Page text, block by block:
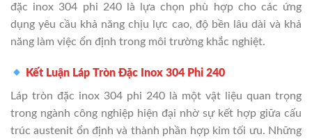
đặc inox 304 phi 240 là lựa chọn phù hợp cho các ứng
dụng yêu cầu khả năng chịu lực cao, độ bền lâu dài và khả
năng làm việc ổn định trong môi trường khắc nghiệt.
Kết Luận Láp Tròn Đặc Inox 304 Phi 240
Láp tròn đặc inox 304 phi 240 là một vật liệu quan trọng
trong ngành công nghiệp hiện đại nhờ sự kết hợp giữa cấu
trúc austenit ổn định và thành phần hợp kim tối ưu. Những